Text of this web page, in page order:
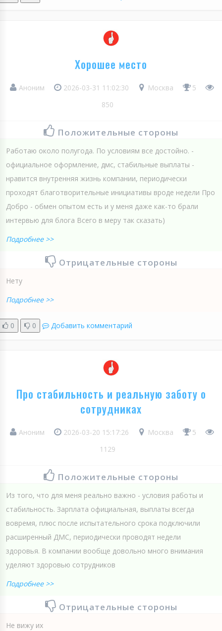
Хорошее место
Аноним 2026-03-31 11:02:30 Москва
5
850
Положительные стороны
Работаю около полугода. По условиям все достойно. -
официальное оформление, дмс, стабильные выплаты -
нравится внутренняя жизнь компании, периодически
проходят благотворительные инициативы вроде недели Про
Добро - обмен опытом есть и у меня даже как-то брали
интервью для блога Всего в меру так сказать)
Подробнее >>
Отрицательные стороны
Нету
Подробнее >>
0 0 Добавить комментарий
Про стабильность и реальную заботу о
сотрудниках
Аноним 2026-03-20 15:17:26 Москва
5
1129
Положительные стороны
Из того, что для меня реально важно - условия работы и
стабильность. Зарплата официальная, выплаты всегда
вовремя, плюс после испытательного срока подключили
расширенный ДМС, периодически проводят недели
здоровья. В компании вообще довольно много внимания
уделяют здоровью сотрудников
Подробнее >>
Отрицательные стороны
Не вижу их